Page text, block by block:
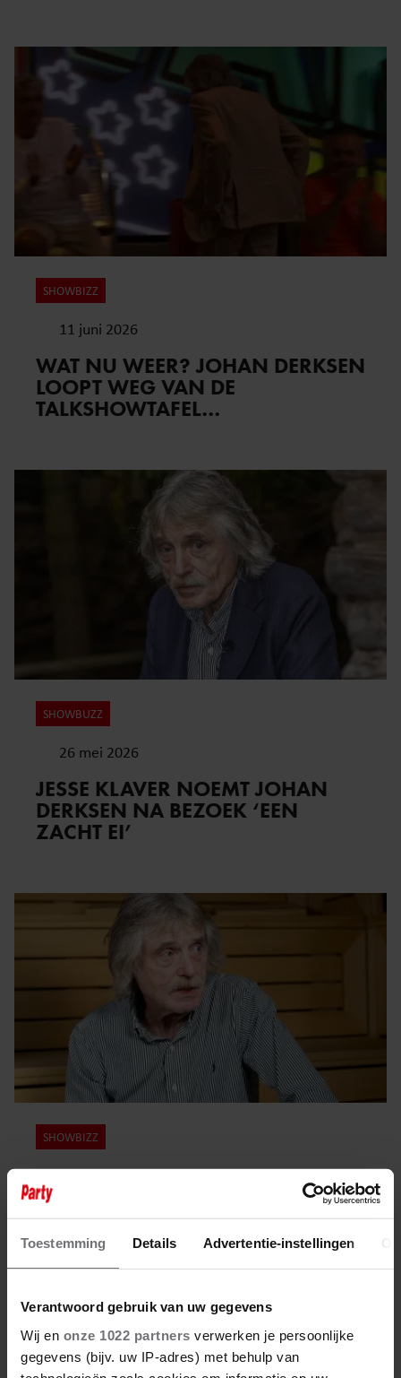
Toestemming Details Advertentie-instellingen
Verantwoord gebruik van uw gegevens
Wij en onze 1022 partners verwerken je persoonlijke
gegevens (bijv. uw IP-adres) met behulp van
SHOWBIZZ
11 juni 2026
WAT NU WEER? JOHAN DERKSEN
LOOPT WEG VAN DE
TALKSHOWTAFEL…
SHOWBUZZ
26 mei 2026
JESSE KLAVER NOEMT JOHAN
DERKSEN NA BEZOEK ‘EEN
ZACHT EI’
SHOWBIZZ
21 mei 2026
JOHAN DERKSEN ERKENT FOUT
NA UITSPRAKEN OVER SEKSUEEL
MISBRUIK: ‘LIET ME MEEVOEREN’